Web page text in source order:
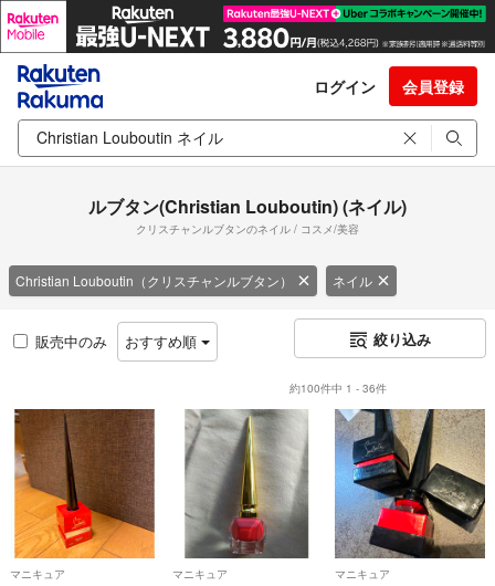
ログイン 会員登録
ルブタン(Christian Louboutin) (ネイル)
クリスチャンルブタンのネイル / コスメ/美容
Christian Louboutin（クリスチャンルブタン） ネイル
販売中のみ おすすめ順 絞り込み
約100件中 1 - 36件
マニキュア マニキュア マニキュア